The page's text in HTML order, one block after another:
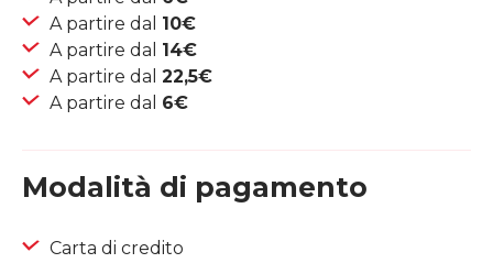
A partire dal 10€
A partire dal 14€
A partire dal 22,5€
A partire dal 6€
Modalità di pagamento
Carta di credito